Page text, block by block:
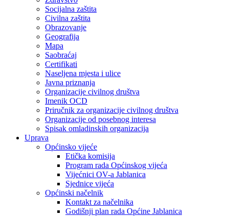
Socijalna zaštita
Civilna zaštita
Obrazovanje
Geografija
Mapa
Saobraćaj
Certifikati
Naseljena mjesta i ulice
Javna priznanja
Organizacije civilnog društva
Imenik OCD
Priručnik za organizacije civilnog društva
Organizacije od posebnog interesa
Spisak omladinskih organizacija
Uprava
Općinsko vijeće
Etička komisija
Program rada Općinskog vijeća
Vijećnici OV-a Jablanica
Sjednice vijeća
Općinski načelnik
Kontakt za načelnika
Godišnji plan rada Općine Jablanica